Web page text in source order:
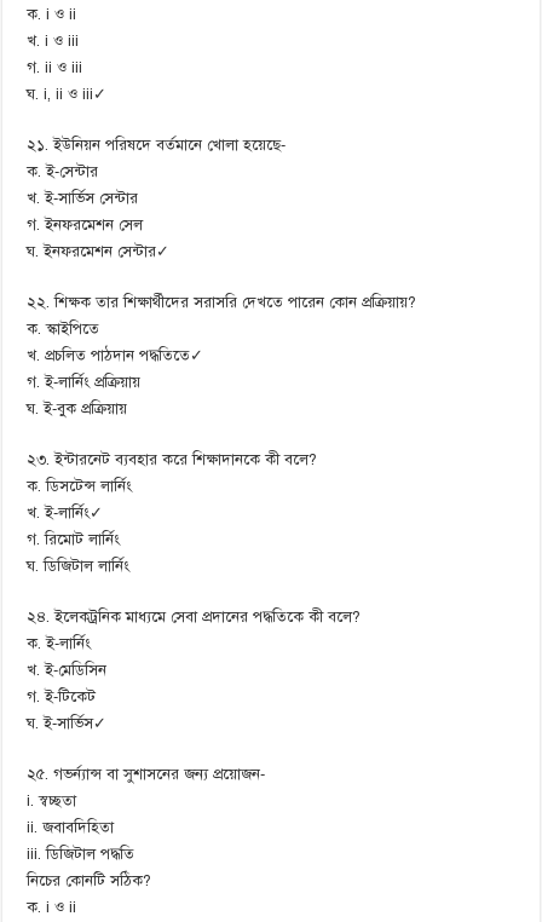
ক. i ও ii
খ. i ও iii
গ. ii ও iii
ঘ. i, ii ও iii✓
২১. ইউনিয়ন পরিষদে বর্তমানে খোলা হয়েছে-
ক. ই-সেন্টার
খ. ই-সার্ভিস সেন্টার
গ. ইনফরমেশন সেল
ঘ. ইনফরমেশন সেন্টার✓
২২. শিক্ষক তার শিক্ষার্থীদের সরাসরি দেখতে পারেন কোন প্রক্রিয়ায়?
ক. স্কাইপিতে
খ. প্রচলিত পাঠদান পদ্ধতিতে✓
গ. ই-লার্নিং প্রক্রিয়ায়
ঘ. ই-বুক প্রক্রিয়ায়
২৩. ইন্টারনেট ব্যবহার করে শিক্ষাদানকে কী বলে?
ক. ডিসটেন্স লার্নিং
খ. ই-লার্নিং✓
গ. রিমোট লার্নিং
ঘ. ডিজিটাল লার্নিং
২৪. ইলেকট্রনিক মাধ্যমে সেবা প্রদানের পদ্ধতিকে কী বলে?
ক. ই-লার্নিং
খ. ই-মেডিসিন
গ. ই-টিকেট
ঘ. ই-সার্ভিস✓
২৫. গভর্ন্যান্স বা সুশাসনের জন্য প্রয়োজন-
i. স্বচ্ছতা
ii. জবাবদিহিতা
iii. ডিজিটাল পদ্ধতি
নিচের কোনটি সঠিক?
ক. i ও ii